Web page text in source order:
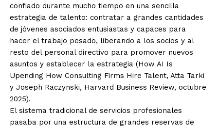
confiado durante mucho tiempo en una sencilla
estrategia de talento: contratar a grandes cantidades
de jóvenes asociados entusiastas y capaces para
hacer el trabajo pesado, liberando a los socios y al
resto del personal directivo para promover nuevos
asuntos y establecer la estrategia (How AI Is
Upending How Consulting Firms Hire Talent, Atta Tarki
y Joseph Raczynski, Harvard Business Review, octubre
2025).
El sistema tradicional de servicios profesionales
pasaba por una estructura de grandes reservas de